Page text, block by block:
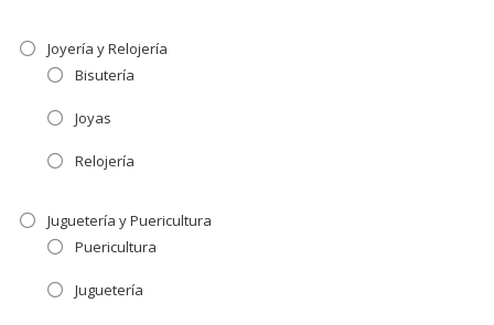
Joyería y Relojería
Bisutería
Joyas
Relojería
Juguetería y Puericultura
Puericultura
Juguetería